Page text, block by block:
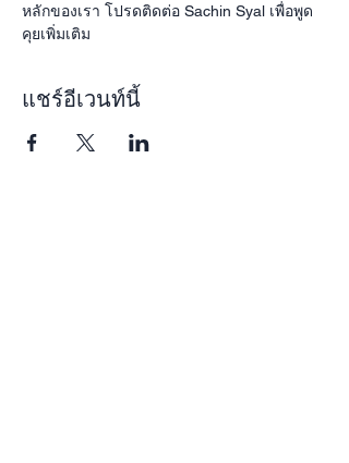
หลักของเรา โปรดติดต่อ Sachin Syal เพื่อพูด
คุยเพิ่มเติม
แชร์อีเวนท์นี้